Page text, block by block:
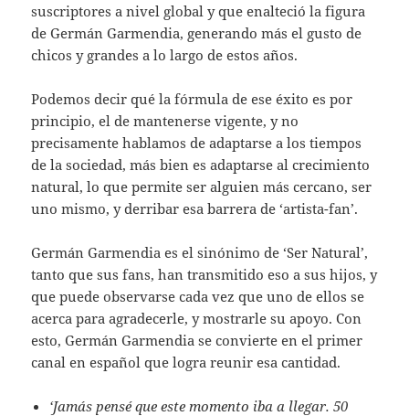
suscriptores a nivel global y que enalteció la figura
de Germán Garmendia, generando más el gusto de
chicos y grandes a lo largo de estos años.
Podemos decir qué la fórmula de ese éxito es por
principio, el de mantenerse vigente, y no
precisamente hablamos de adaptarse a los tiempos
de la sociedad, más bien es adaptarse al crecimiento
natural, lo que permite ser alguien más cercano, ser
uno mismo, y derribar esa barrera de ‘artista-fan’.
Germán Garmendia es el sinónimo de ‘Ser Natural’,
tanto que sus fans, han transmitido eso a sus hijos, y
que puede observarse cada vez que uno de ellos se
acerca para agradecerle, y mostrarle su apoyo. Con
esto, Germán Garmendia se convierte en el primer
canal en español que logra reunir esa cantidad.
‘Jamás pensé que este momento iba a llegar. 50